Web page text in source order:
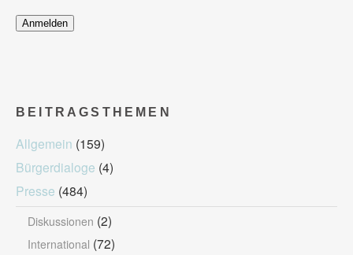
BEITRAGSTHEMEN
Allgemein (159)
Bürgerdialoge (4)
Presse (484)
Diskussionen (2)
International (72)